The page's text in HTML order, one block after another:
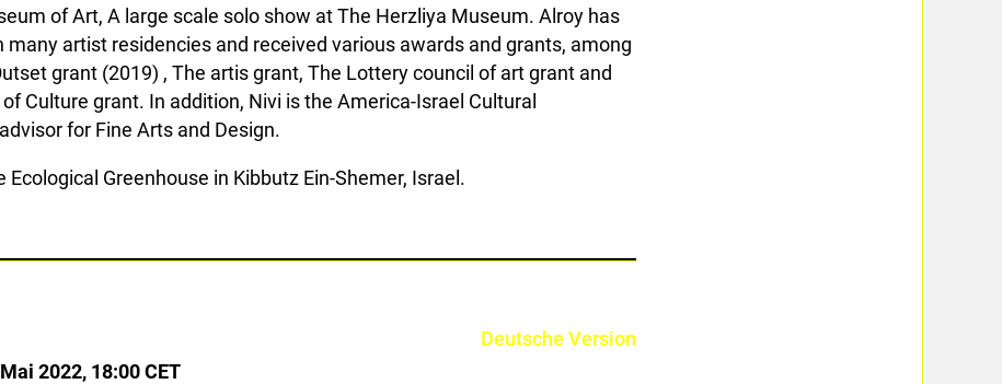
of Art, A large scale solo show at The Herzliya Museum. Alroy has
many artist residencies and received various awards and grants, among
grant (2019) , The artis grant, The Lottery council of art grant and
Culture grant. In addition, Nivi is the America-Israel Cultural
for Fine Arts and Design.
Ecological Greenhouse in Kibbutz Ein-Shemer, Israel.
Deutsche Version
2022, 18:00 CET